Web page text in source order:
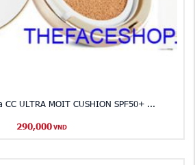
CC ULTRA MOIT CUSHION SPF50+ ...
290,000 VND